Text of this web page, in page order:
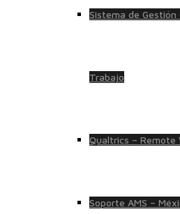
Sistema de Gestión
Trabajo
Qualtrics – Remote
Soporte AMS –